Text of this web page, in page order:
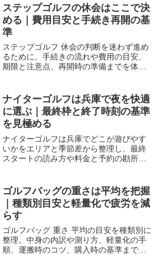
ステップゴルフの休会はここで決
める｜費用目安と手続き再開の基
準
ステップゴルフ 休会の判断を迷わず進め
るために、手続きの流れや費用の目安、
期限と注意点、再開時の準備までを体系
ナイターゴルフは兵庫で夜を快適
に選ぶ｜最終枠と終了時刻の基準
を見極める
ナイターゴルフは兵庫でどこが遊びやす
いかをエリアと季節差から整理し、最終
スタートの読み方や料金と予約の勘所、
計画と判断基準が身につきます。
ゴルフバッグの重さは平均を把握
｜種類別目安と軽量化で疲労を減
らす
ゴルフバッグ 重さ 平均の目安を種類別に
整理。中身の内訳や測り方、軽量化の手
順、運搬時のコツ、購入時の基準まで網